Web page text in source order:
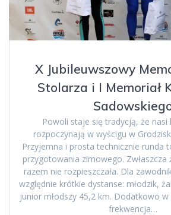
X Jubileuwszowy
Stolarza i I Memoriał
Powoli staje się tradycją, że nasi
rozpoczynają w wyścigu w
Przyjemna i prosta technicznie runda
przygotowania zimowego.
razem nie rozpieszczała. Dla
względnie krótkie dystanse: młodzik,
junior młodszy 45,2 km. Dodatkowo
frekwencja…